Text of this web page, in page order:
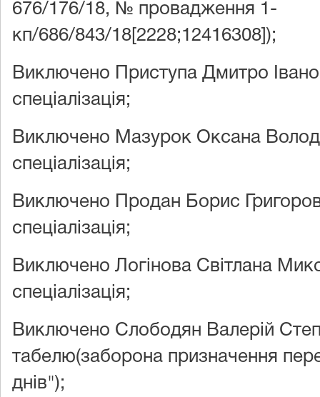
676/176/18, № провадження 1-
кп/686/843/18[2228;12416308]);
Виключено Приступа Дмитро
спеціалізація;
Виключено Мазурок Оксана
спеціалізація;
Виключено Продан Борис
спеціалізація;
Виключено Логінова Світлана
спеціалізація;
Виключено Слободян Валерій
табелю(заборона призначення
днів");